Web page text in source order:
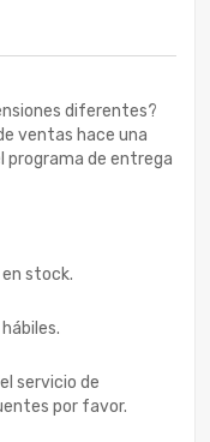
diferentes?
ventas hace una
programa de entrega
stock.
servicio de
por favor.